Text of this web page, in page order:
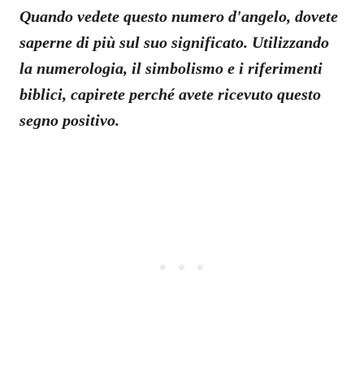
Quando vedete questo numero d'angelo, dovete
saperne di più sul suo significato. Utilizzando
la numerologia, il simbolismo e i riferimenti
biblici, capirete perché avete ricevuto questo
segno positivo.